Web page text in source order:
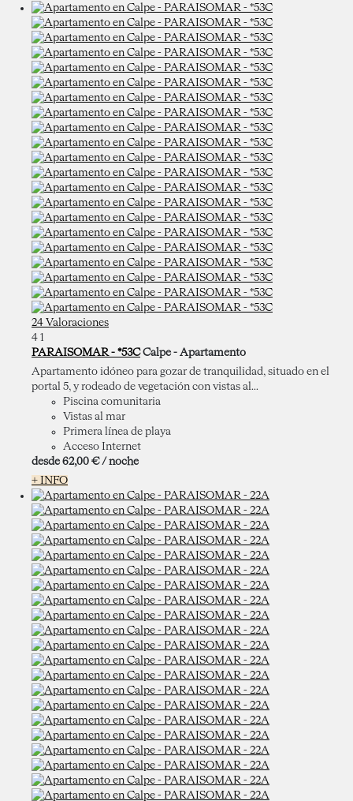
24 Valoraciones
4 1
PARAISOMAR - *53C Calpe - Apartamento
Apartamento idóneo para gozar de tranquilidad, situado en el
portal 5, y rodeado de vegetación con vistas al...
Piscina comunitaria
Vistas al mar
Primera línea de playa
Acceso Internet
desde 62,00 € / noche
+ INFO